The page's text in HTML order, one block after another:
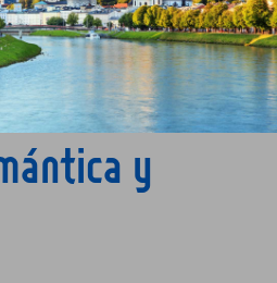
ORIENTE
COMPRAR
y